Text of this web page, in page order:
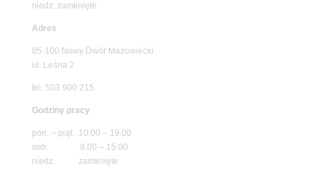
niedz. zamknięte
Adres
05-100 Nowy Dwór Mazowiecki
ul. Leśna 2
tel. 503 900 215
Godziny pracy
pon. – piąt. 10.00 – 19.00
sob. 8.00 – 15.00
niedz. zamknięte